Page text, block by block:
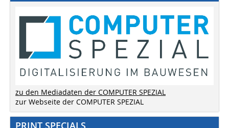
zu den Mediadaten der COMPUTER SPEZIAL
zur Webseite der COMPUTER SPEZIAL
PRINT SPECIALS